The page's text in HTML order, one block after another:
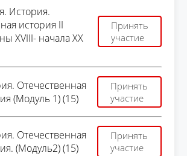
История.
история II
XVIII- начала XX
Принять
участие
Отечественная
(Модуль 1) (15)
Принять
участие
Отечественная
(Модуль2) (15)
Принять
участие